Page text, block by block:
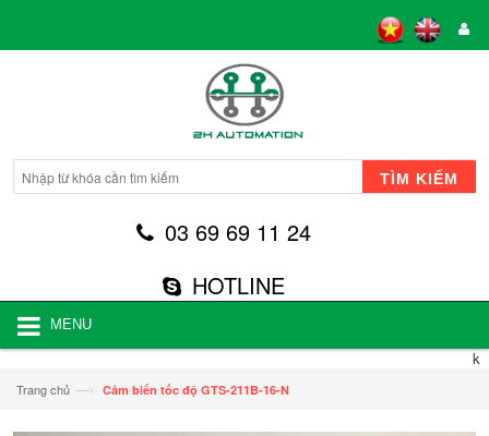
TÌM KIẾM
03 69 69 11 24
HOTLINE
MENU
k
Trang chủ —› Cảm biến tốc độ GTS-211B-16-N